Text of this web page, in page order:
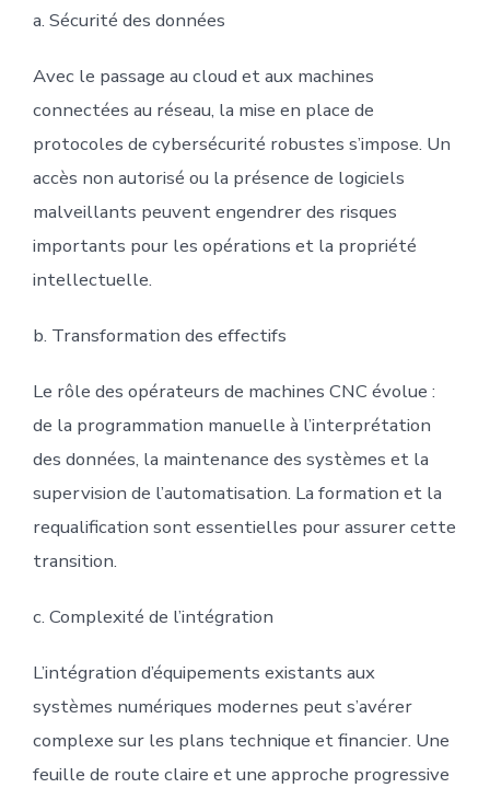
a. Sécurité des données
Avec le passage au cloud et aux machines
connectées au réseau, la mise en place de
protocoles de cybersécurité robustes s’impose. Un
accès non autorisé ou la présence de logiciels
malveillants peuvent engendrer des risques
importants pour les opérations et la propriété
intellectuelle.
b. Transformation des effectifs
Le rôle des opérateurs de machines CNC évolue :
de la programmation manuelle à l’interprétation
des données, la maintenance des systèmes et la
supervision de l’automatisation. La formation et la
requalification sont essentielles pour assurer cette
transition.
c. Complexité de l’intégration
L’intégration d’équipements existants aux
systèmes numériques modernes peut s’avérer
complexe sur les plans technique et financier. Une
feuille de route claire et une approche progressive